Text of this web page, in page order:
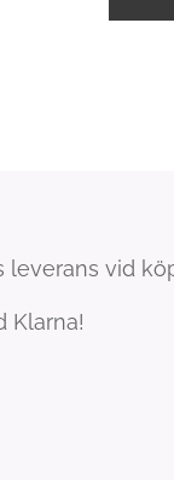
leverans vid
Klarna!